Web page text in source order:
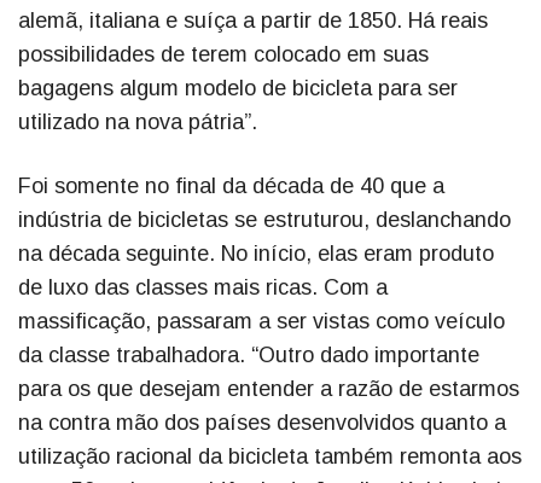
alemã, italiana e suíça a partir de 1850. Há reais
possibilidades de terem colocado em suas
bagagens algum modelo de bicicleta para ser
utilizado na nova pátria”.
Foi somente no final da década de 40 que a
indústria de bicicletas se estruturou, deslanchando
na década seguinte. No início, elas eram produto
de luxo das classes mais ricas. Com a
massificação, passaram a ser vistas como veículo
da classe trabalhadora. “Outro dado importante
para os que desejam entender a razão de estarmos
na contra mão dos países desenvolvidos quanto a
utilização racional da bicicleta também remonta aos